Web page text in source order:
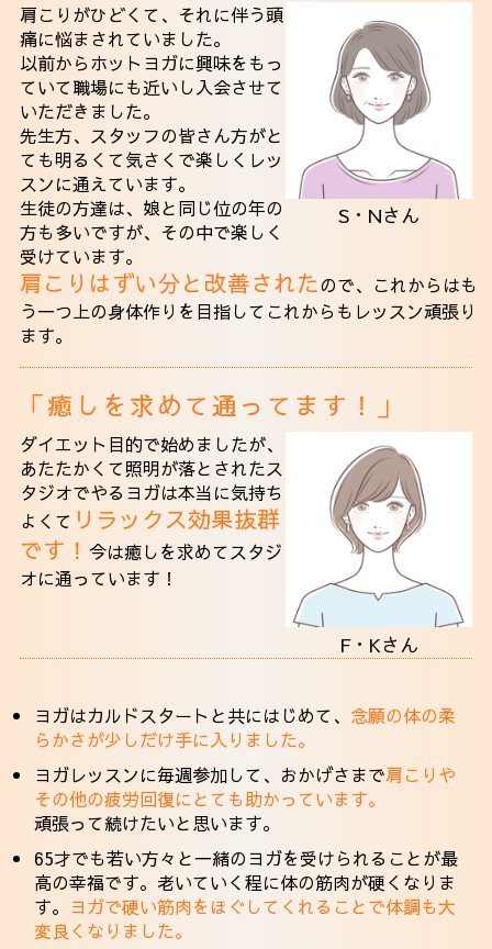
S・Nさん
肩こりがひどくて、それに伴う頭
痛に悩まされていました。
以前からホットヨガに興味をもっ
ていて職場にも近いし入会させて
いただきました。
先生方、スタッフの皆さん方がと
ても明るくて気さくで楽しくレッ
スンに通えています。
生徒の方達は、娘と同じ位の年の
方も多いですが、その中で楽しく
受けています。
肩こりはずい分と改善されたので、これからはも
う一つ上の身体作りを目指してこれからもレッスン頑張り
ます。
「癒しを求めて通ってます！」
F・Kさん
ダイエット目的で始めましたが、
あたたかくて照明が落とされたス
タジオでやるヨガは本当に気持ち
よくて リラックス効果抜群
です！ 今は癒しを求めてスタジ
オに通っています！
ヨガはカルドスタートと共にはじめて、 念願の体の柔
らかさが少しだけ手に入りました。
ヨガレッスンに毎週参加して、おかげさまで肩こりや
その他の疲労回復にとても助かっています。
頑張って続けたいと思います。
65才でも若い方々と一緒のヨガを受けられることが最
高の幸福です。老いていく程に体の筋肉が硬くなりま
す。 ヨガで硬い筋肉をほぐしてくれることで体調も大
変良くなりました。